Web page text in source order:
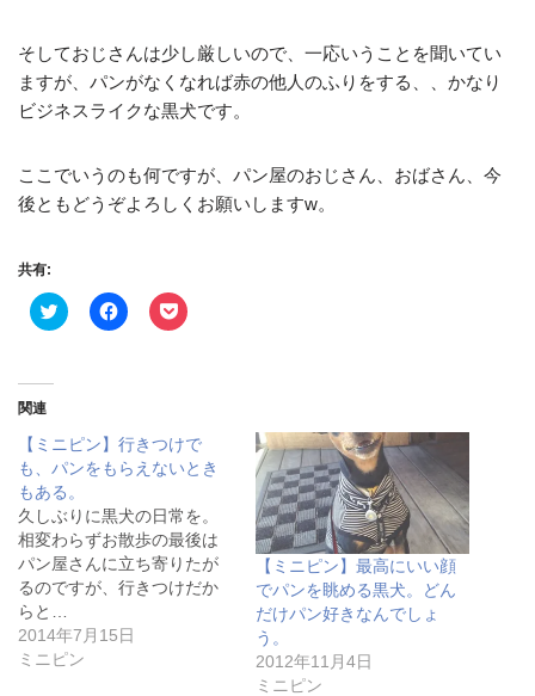
そしておじさんは少し厳しいので、一応いうことを聞いてい
ますが、パンがなくなれば赤の他人のふりをする、、かなり
ビジネスライクな黒犬です。
ここでいうのも何ですが、パン屋のおじさん、おばさん、今
後ともどうぞよろしくお願いしますw。
共有:
ク
リ
t
t
e
r
で
共
有
(
新
し
い
ウ
ィ
ン
ド
F
a
で
共
有
す
に
は
ク
リ
ッ
ク
し
く
だ
ク
リ
k
e
t
シ
ェ
ア
(
新
し
い
関連
【ミニピン】行きつけで
も、パンをもらえないとき
もある。
久しぶりに黒犬の日常を。
相変わらずお散歩の最後は
パン屋さんに立ち寄りたが
るのですが、行きつけだか
らと…
2014年7月15日
ミニピン
【ミニピン】最高にいい顔
でパンを眺める黒犬。どん
だけパン好きなんでしょ
う。
2012年11月4日
ミニピン